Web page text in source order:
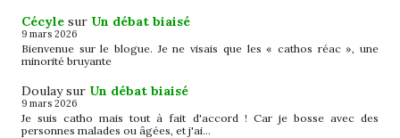
Cécyle sur Un débat biaisé
9 mars 2026
Bienvenue sur le blogue. Je ne visais que les « cathos réac », une
minorité bruyante
Doulaysur Un débat biaisé
9 mars 2026
Je suis catho mais tout à fait d'accord ! Car je bosse avec des
personnes malades ou âgées, et j'ai…